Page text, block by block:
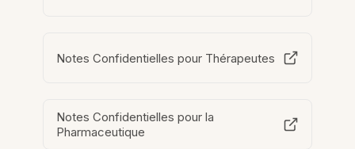
Notes Confidentielles pour Thérapeutes
Notes Confidentielles pour la
Pharmaceutique